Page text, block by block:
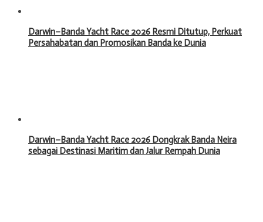
Darwin–Banda Yacht Race 2026 Resmi Ditutup, Perkuat
Persahabatan dan Promosikan Banda ke Dunia
Darwin–Banda Yacht Race 2026 Dongkrak Banda Neira
sebagai Destinasi Maritim dan Jalur Rempah Dunia